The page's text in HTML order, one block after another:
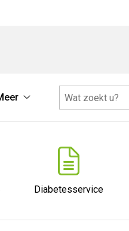
submenu
Diabetesservice